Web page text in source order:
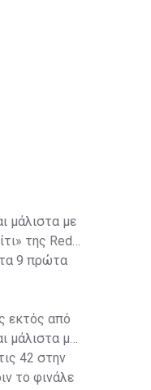
μάλιστα με
της Red
9 πρώτα
εκτός από
μάλιστα με
42 στην
το φινάλε